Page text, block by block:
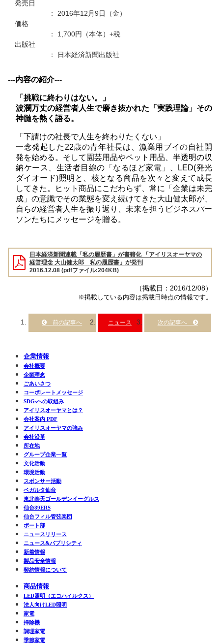
発売日
： 2016年12月9日（金）
価格
： 1,700円（本体）+税
出版社
： 日本経済新聞出版社
---内容の紹介---
「挑戦に終わりはない。」
波瀾万丈の経営者人生で磨き抜かれた「実践理論」その
神髄を熱く語る。
「下請けの社長で人生を終わりたくない」
一念発起した22歳の青年社長は、漁業用ブイの自社開
発を始める。そして園芸用品やペット用品、半透明の収
納ケース、生活者目線の「なるほど家電」、LED(発光
ダイオード)照明と、核となる商品を次々と変えて成長
してきた。ヒット商品にこだわらず、常に「企業は未完
成」の意識でその業態を変え続けてきた大山健太郎が、
自らの経営者人生を振り返り、未来を担うビジネスパー
ソンたちにメッセージを贈る。
日本経済新聞連載「私の履歴書」が書籍化 「アイリスオーヤマの
経営理念 大山健太郎 私の履歴書」が発刊
2016.12.08 (pdfファイル:204KB)
（掲載日：2016/12/08）
※掲載している内容は掲載日時点の情報です。
ニュース
企業情報
会社概要
企業理念
ごあいさつ
コーポレートメッセージ
SDGsへの取組み
アイリスオーヤマとは？
会社案内 PDF
アイリスオーヤマの強み
会社沿革
所在地
グループ企業一覧
文化活動
環境活動
スポンサー活動
ベガルタ仙台
東北楽天ゴールデンイーグルス
仙台89ERS
仙台フィル管弦楽団
ボート部
ニュースリリース
ニュース&パブリシティ
新着情報
製品安全情報
契約情報について
商品情報
LED照明（エコハイルクス）
法人向けLED照明
家電
掃除機
調理家電
季節家電